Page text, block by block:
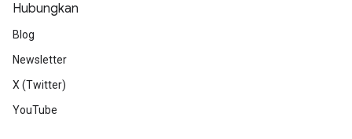
Hubungkan
Blog
Newsletter
X (Twitter)
YouTube